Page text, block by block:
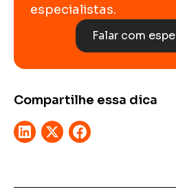
especialistas.
Falar com
Compartilhe essa dica